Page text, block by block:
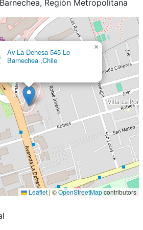
Barnechea, Región Metropolitana
Av La Dehesa 545 Lo
Barnechea ,Chile
×
Leaflet|©OpenStreetMapcontributors